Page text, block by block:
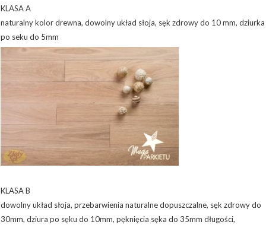
KLASA A
naturalny kolor drewna, dowolny układ słoja, sęk zdrowy do 10 mm, dziurka
po seku do 5mm
KLASA B
dowolny układ słoja, przebarwienia naturalne dopuszczalne, sęk zdrowy do
30mm, dziura po sęku do 10mm, pęknięcia sęka do 35mm długości,